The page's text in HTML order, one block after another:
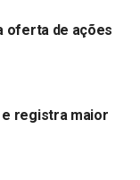
Nubank não quis
David
oferta de ações
e registra maior